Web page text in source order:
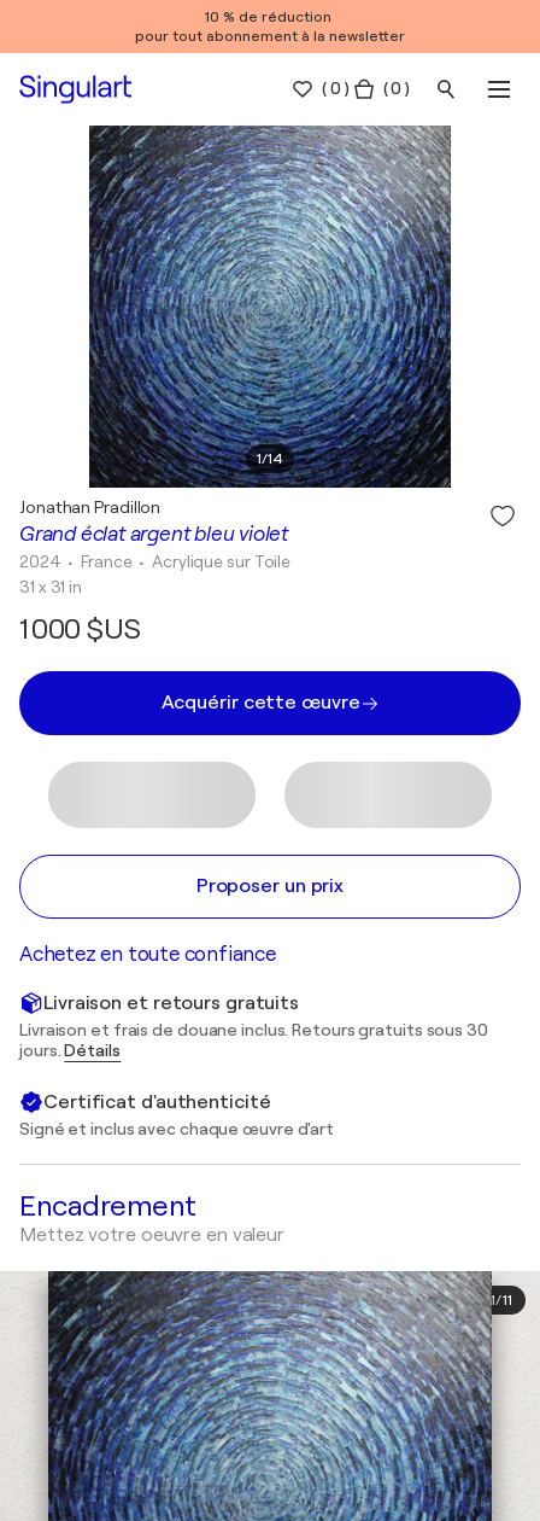
10 % de réduction
pour tout abonnement à la newsletter
(0 ) ( 0 )
1/14
Grand éclat argent bleu violet
Jonathan Pradillon
2024 • France •Acrylique sur Toile
31 x 31 in
1 000 $US
Acquérir cette œuvre
Proposer un prix
Achetez en toute confiance
Livraison et retours gratuits
Livraison et frais de douane inclus. Retours gratuits sous 30
jours.Détails
Certificat d'authenticité
Signé et inclus avec chaque œuvre d'art
Encadrement
Mettez votre oeuvre en valeur
1/11